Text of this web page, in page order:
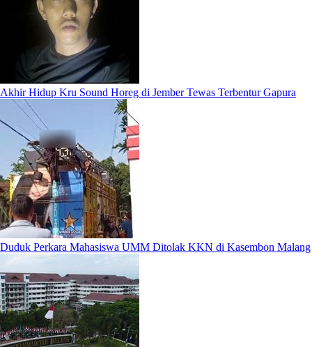
Akhir Hidup Kru Sound Horeg di Jember Tewas Terbentur Gapura
Duduk Perkara Mahasiswa UMM Ditolak KKN di Kasembon Malang